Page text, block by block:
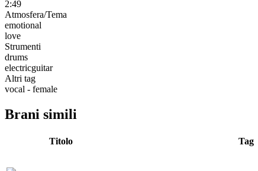
2:49
Atmosfera/Tema
emotional
love
Strumenti
drums
electricguitar
Altri tag
vocal - female
Brani simili
Titolo Tag